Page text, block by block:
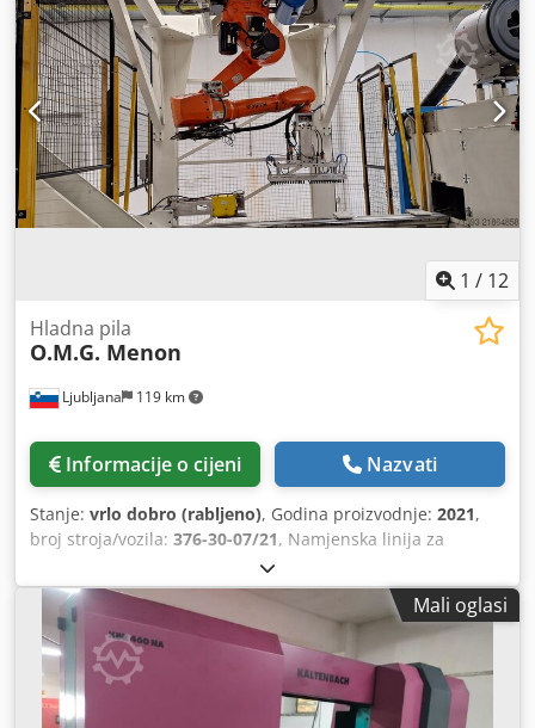
1 / 12
Ljubljana 119 km
Hladna pila
O.M.G. Menon
Informacije o cijeni Nazvati
Stanje: vrlo dobro (rabljeno), Godina proizvodnje: 2021,
broj stroja/vozila: 376-30-07/21, Namjenska linija za
rezanje ALU profila. 6-osna linija za rezanje dugih
aluminijskih profila. Dimenzije profila: 160x200 mm.
Maksimalna duljina reza: 1500 mm, minimalna duljina: 30
mm. Maksimalna duljina ulaznog materijala: 6500 mm.
Tolerancija duljine reza: +/-0,3 mm. Kut reza: 90° +/-20°.
Credpfxoy Nkp Ie Aczof
Mali oglasi